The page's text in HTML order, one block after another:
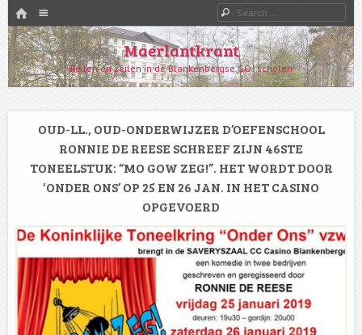
HOME
SKIP TO CONTENT
Search
Maerlantkrant
Reilen en zeilen in de Blankenbergse GO! scholen
OUD-LL., OUD-ONDERWIJZER D’OEFENSCHOOL
RONNIE DE REESE SCHREEF ZIJN 46STE
TONEELSTUK: “MO GOW ZEG!”. HET WORDT DOOR
‘ONDER ONS’ OP 25 EN 26 JAN. IN HET CASINO
OPGEVOERD